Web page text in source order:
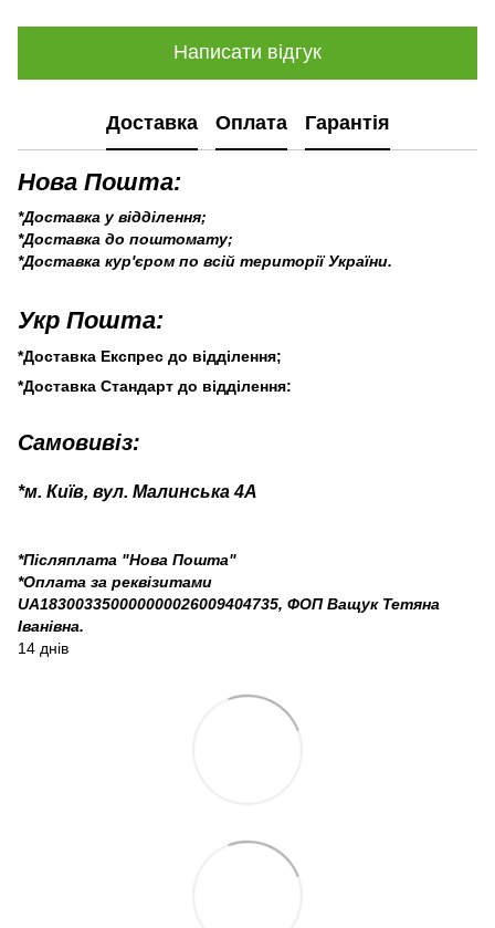
Написати відгук
Доставка Оплата Гарантія
Нова Пошта:
*Доставка у відділення;
*Доставка до поштомату;
*Доставка кур'єром по всій території України.
Укр Пошта:
*Доставка Експрес до відділення;
*Доставка Стандарт до відділення:
Самовивіз:
*м. Київ, вул. Малинська 4А
*Післяплата "Нова Пошта"
*Оплата за реквізитами
UA183003350000000026009404735, ФОП Ващук Тетяна
Іванівна.
14 днів